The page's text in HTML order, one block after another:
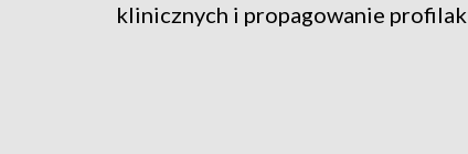
klinicznych i propagowanie